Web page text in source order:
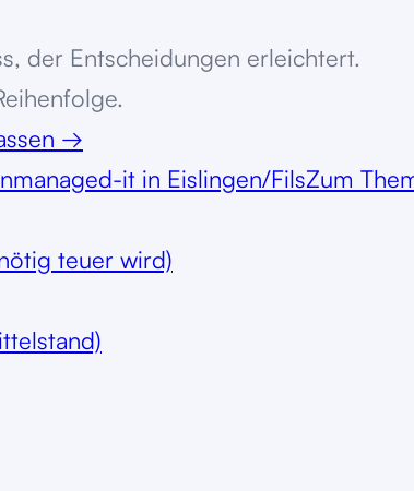
der Entscheidungen erleichtert.
→
managed-it in Eislingen/FilsZum
teuer wird)